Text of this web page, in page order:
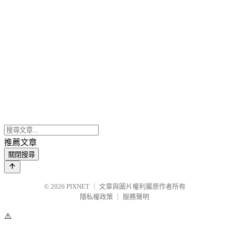
推薦文章
關閉搜尋
© 2026 PIXNET
文章與圖片權利屬原作者所有
隱私權政策
服務聲明
⚠️